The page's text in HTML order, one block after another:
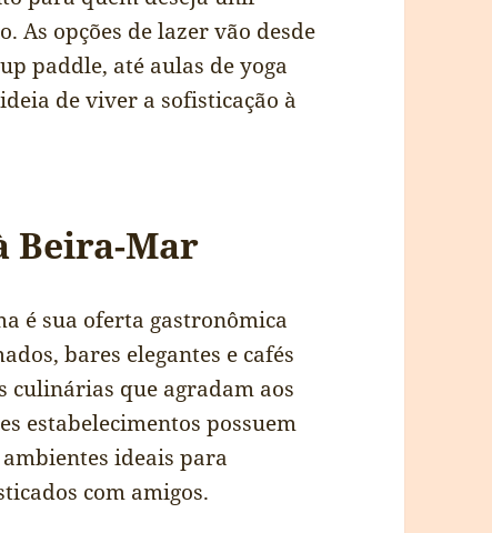
As opções de lazer vão desde
paddle, até aulas de yoga
de viver a sofisticação à
Beira-Mar
é sua oferta gastronômica
bares elegantes e cafés
culinárias que agradam aos
estabelecimentos possuem
ideais para
com amigos.